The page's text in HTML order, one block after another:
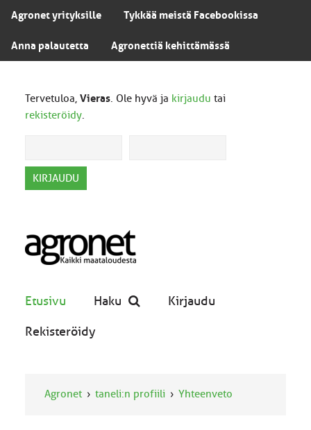
Agronet yrityksille Tykkää meistä Facebookissa
Anna palautetta Agronettiä kehittämässä
Tervetuloa, Vieras. Ole hyvä ja kirjaudu tai
rekisteröidy.
Etusivu Haku Kirjaudu
Rekisteröidy
Agronet taneli:n profiili Yhteenveto